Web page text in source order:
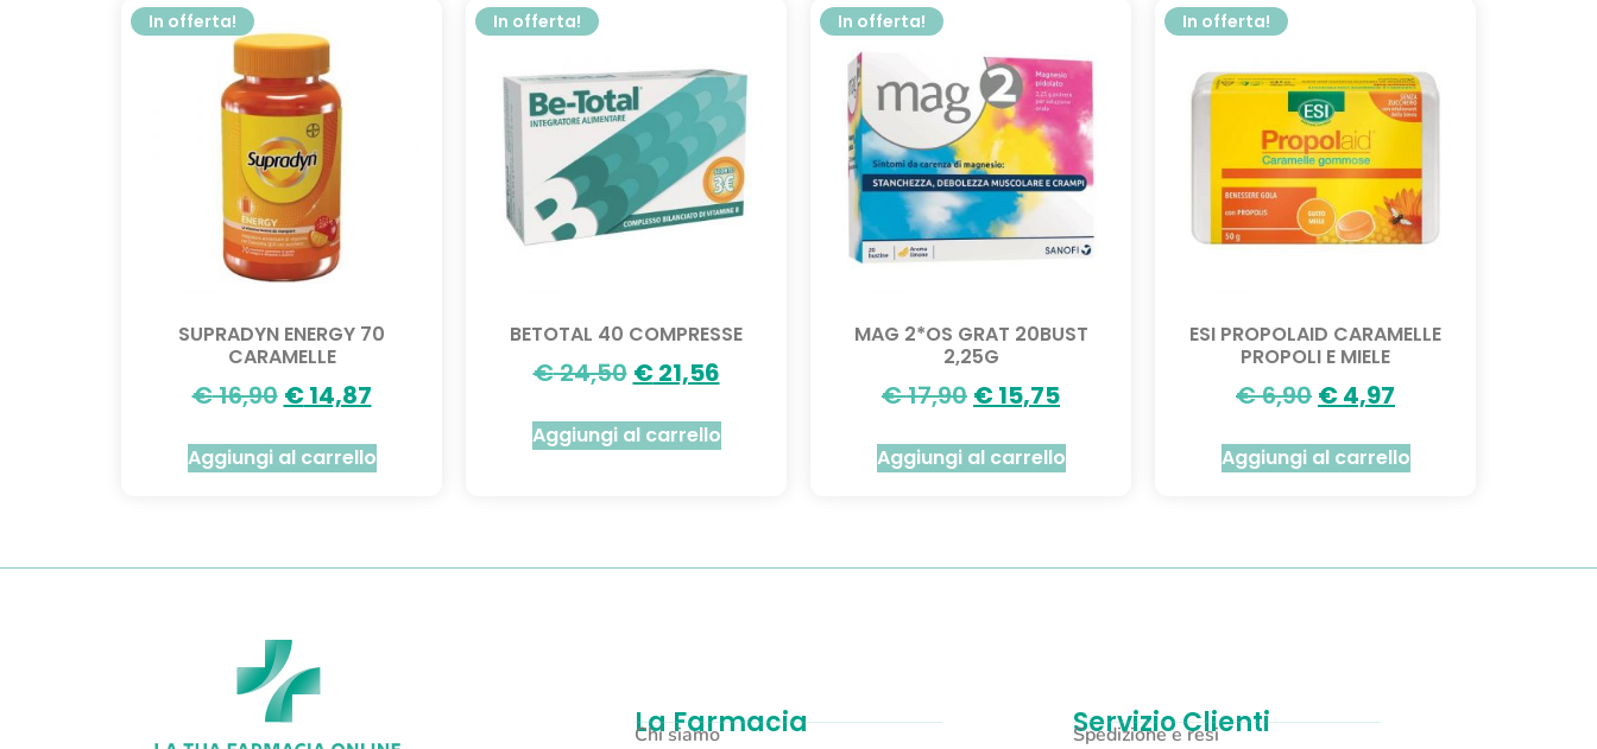
In offerta!
SUPRADYN ENERGY 70
CARAMELLE
€16,90 €14,87
Aggiungi al carrello
In offerta!
BETOTAL 40 COMPRESSE
€24,50 €21,56
Aggiungi al carrello
In offerta!
MAG 2*OS GRAT 20BUST
2,25G
€17,90 €15,75
Aggiungi al carrello
In offerta!
ESI PROPOLAID CARAMELLE
PROPOLI E MIELE
€6,90 €4,97
Aggiungi al carrello
La Farmacia
Chi siamo Servizio Clienti
Spedizione e resi